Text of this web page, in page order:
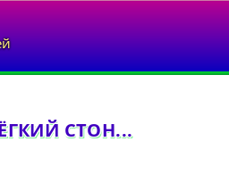
СТОН...